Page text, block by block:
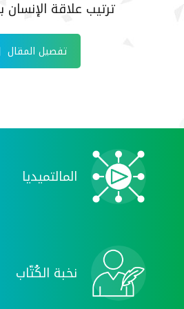
ترتيب علاقة الإنسان
تفصيل المقال
المالتميديا
نخبة الكُتّاب